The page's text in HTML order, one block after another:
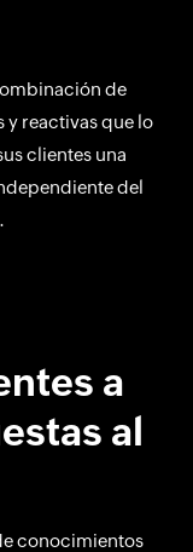
de
reactivas que lo
clientes una
del
a
al
conocimientos